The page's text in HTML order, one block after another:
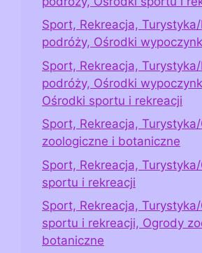
Sport, Rekreacja,
podróży, Ośrodki
Sport, Rekreacja,
podróży, Ośrodki
Ośrodki sportu i rekreacji
Sport, Rekreacja,
zoologiczne i botaniczne
Sport, Rekreacja,
sportu i rekreacji
Sport, Rekreacja,
sportu i rekreacji, Ogrody
botaniczne